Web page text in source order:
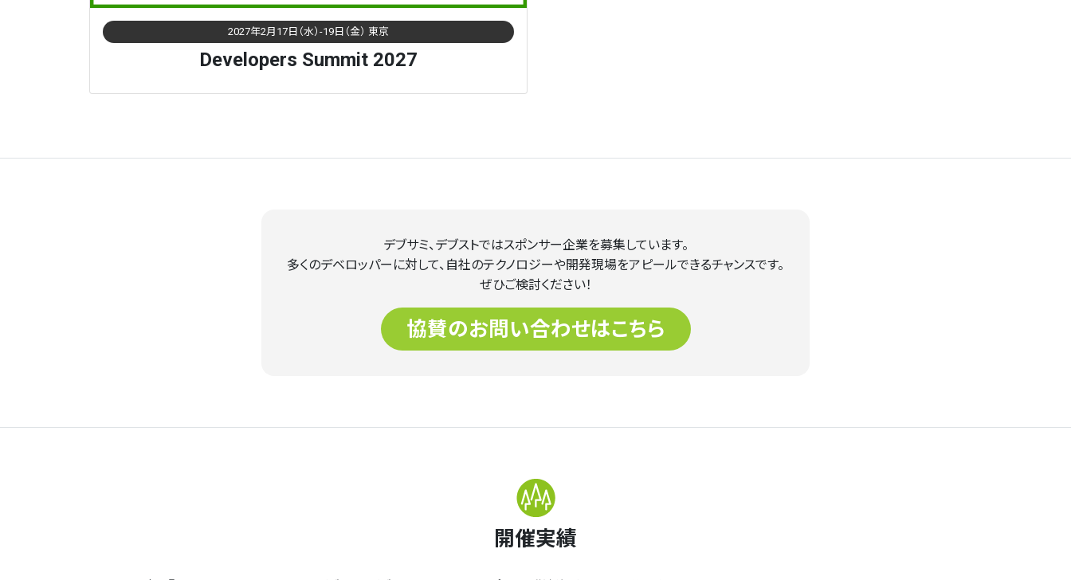
2027年2月17日（水）-19日（金） 東京
Developers Summit 2027
デブサミ、デブストではスポンサー企業を募集しています。
多くのデベロッパーに対して、自社のテクノロジーや開発現場をアピールできるチャンスです。
ぜひご検討ください！
協賛のお問い合わせはこちら
開催実績